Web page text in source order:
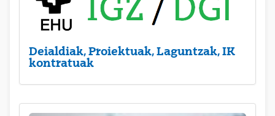
Deialdiak, Proiektuak, Laguntzak, IK
kontratuak